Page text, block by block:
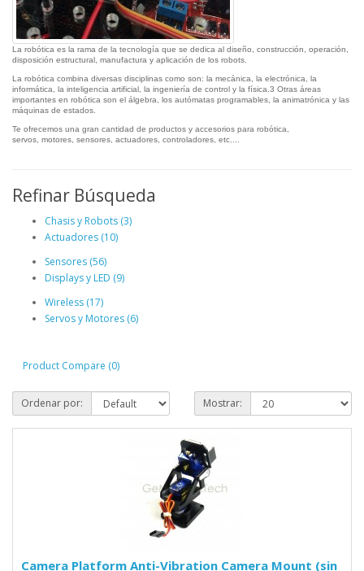
La robótica es la rama de la tecnología que se dedica al diseño, construcción, operación,
disposición estructural, manufactura y aplicación de los robots.
La robótica combina diversas disciplinas como son: la mecánica, la electrónica, la
informática, la inteligencia artificial, la ingeniería de control y la física.3 Otras áreas
importantes en robótica son el álgebra, los autómatas programables, la animatrónica y las
máquinas de estados.
Te ofrecemos una gran cantidad de productos y accesorios para robótica,
servos, motores, sensores, actuadores, controladores, etc....
Refinar Búsqueda
Chasis y Robots (3)
Actuadores (10)
Sensores (56)
Displays y LED (9)
Wireless (17)
Servos y Motores (6)
Product Compare (0)
Ordenar por: Mostrar:
Camera Platform Anti-Vibration Camera Mount (sin